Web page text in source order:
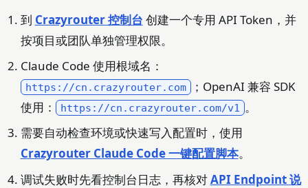
到 Crazyrouter 控制台 创建一个专用 API Token，并
按项目或团队单独管理权限。
Claude Code 使用根域名：
https://cn.crazyrouter.com ；OpenAI 兼容 SDK
使用：
https://cn.crazyrouter.com/v1 。
需要自动检查环境或快速写入配置时，使用
Crazyrouter Claude Code 一键配置脚本。
调试失败时先看控制台日志，再核对API Endpoint 说